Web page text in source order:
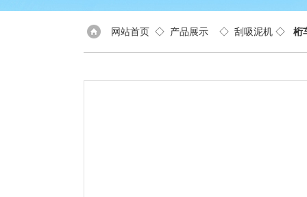
网站首页 ◇ 产品展示 ◇ 刮吸泥机 ◇ 桁